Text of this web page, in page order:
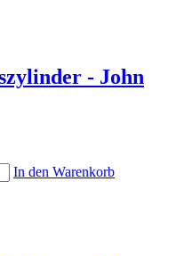
- John
In den Warenkorb